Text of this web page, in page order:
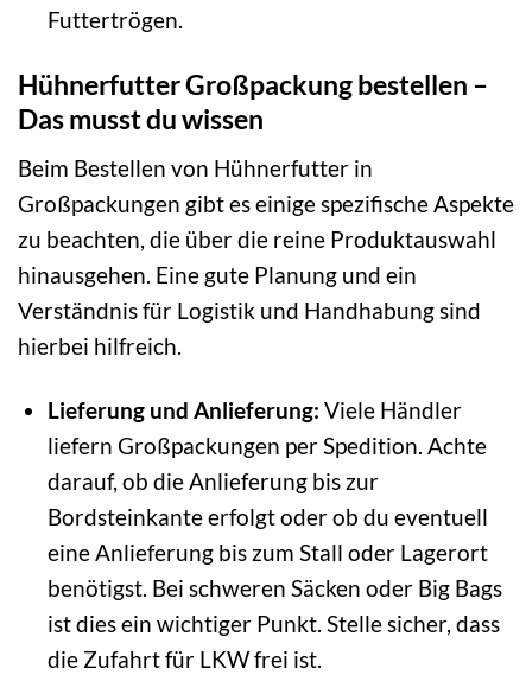
Futtertrögen.
Hühnerfutter Großpackung bestellen –
Das musst du wissen
Beim Bestellen von Hühnerfutter in
Großpackungen gibt es einige spezifische Aspekte
zu beachten, die über die reine Produktauswahl
hinausgehen. Eine gute Planung und ein
Verständnis für Logistik und Handhabung sind
hierbei hilfreich.
Lieferung und Anlieferung: Viele Händler
liefern Großpackungen per Spedition. Achte
darauf, ob die Anlieferung bis zur
Bordsteinkante erfolgt oder ob du eventuell
eine Anlieferung bis zum Stall oder Lagerort
benötigst. Bei schweren Säcken oder Big Bags
ist dies ein wichtiger Punkt. Stelle sicher, dass
die Zufahrt für LKW frei ist.